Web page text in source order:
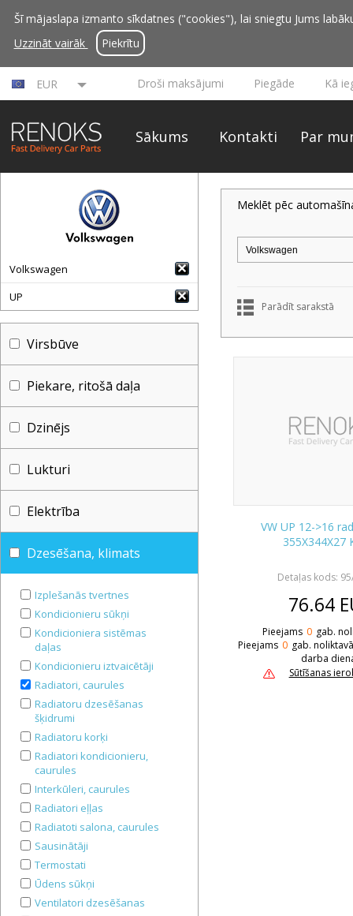
Šī mājaslapa izmanto sīkdatnes ("cookies"), lai sniegtu Jums
Uzzināt vairāk
Piekrītu
EUR Droši maksājumi Piegāde Kā
Sākums Kontakti Par
Volkswagen
UP
Virsbūve
Piekare, ritošā daļa
Dzinējs
Lukturi
Elektrība
Dzesēšana, klimats
Izplešanās tvertnes
Kondicionieru sūkņi
Kondicioniera sistēmas
daļas
Kondicionieru iztvaicētāji
Radiatori, caurules
Radiatoru dzesēšanas
šķidrumi
Radiatoru korķi
Radiatori kondicionieru,
caurules
Interkūleri, caurules
Radiatori eļļas
Radiatoti salona, caurules
Sausinātāji
Termostati
Ūdens sūkņi
Ventilatori dzesēšanas
Meklēt pēc
Parādīt sarakstā
VW UP 12->16
355X344X27
Detaļas kods:
76.64
Pieejams 0 gab.
Pieejams 0 gab.
darba
Sūtīšanas